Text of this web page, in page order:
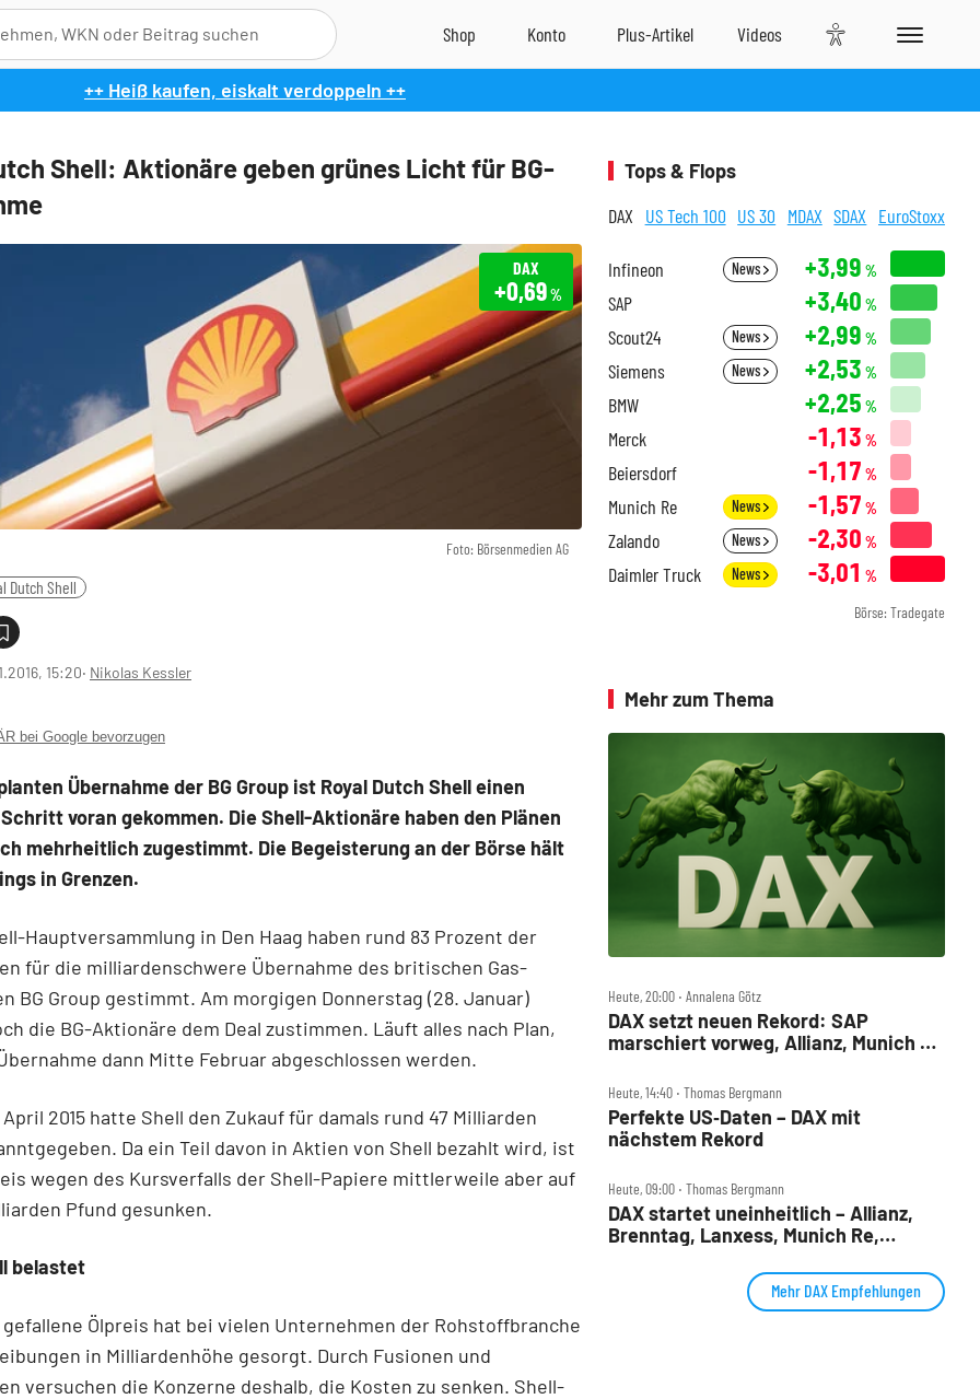
++ Heiß kaufen, eiskalt verdoppeln ++
Shell: Aktionäre geben grünes Licht für BG-
Foto: Börsenmedien AG
DAX
+0,69%
Dutch Shell
15:20‧ Nikolas Kessler
bei Google bevorzugen
Übernahme der BG Group ist Royal Dutch Shell einen
voran gekommen. Die Shell-Aktionäre haben den Plänen
mehrheitlich zugestimmt. Die Begeisterung an der Börse hält
in Grenzen.
Hauptversammlung in Den Haag haben rund 83 Prozent der
für die milliardenschwere Übernahme des britischen Gas-
BG Group gestimmt. Am morgigen Donnerstag (28. Januar)
die BG-Aktionäre dem Deal zustimmen. Läuft alles nach Plan,
dann Mitte Februar abgeschlossen werden.
2015 hatte Shell den Zukauf für damals rund 47 Milliarden
Da ein Teil davon in Aktien von Shell bezahlt wird, ist
wegen des Kursverfalls der Shell-Papiere mittlerweile aber auf
Pfund gesunken.
belastet
Ölpreis hat bei vielen Unternehmen der Rohstoffbranche
in Milliardenhöhe gesorgt. Durch Fusionen und
versuchen die Konzerne deshalb, die Kosten zu senken. Shell-
Tops & Flops
DAX US Tech 100 US 30 MDAX SDAX EuroStoxx
Infineon News +3,99 %
SAP +3,40 %
Scout24 News +2,99 %
Siemens News +2,53 %
BMW +2,25 %
Merck -1,13 %
Beiersdorf -1,17 %
Munich Re News -1,57 %
Zalando News -2,30 %
Daimler Truck News -3,01 %
Börse: Tradegate
Mehr zum Thema
Heute, 20:00 ‧ Annalena Götz
DAX setzt neuen Rekord: SAP
marschiert vorweg, Allianz, Munich Re
Heute, 14:40 ‧ Thomas Bergmann
Perfekte US‑Daten – DAX mit
nächstem Rekord
Heute, 09:00 ‧ Thomas Bergmann
DAX startet uneinheitlich – Allianz,
Brenntag, Lanxess, Munich Re,
Mehr DAX Empfehlungen